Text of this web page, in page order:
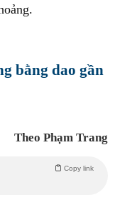
bằng dao gần
Theo Phạm Trang
Copy link